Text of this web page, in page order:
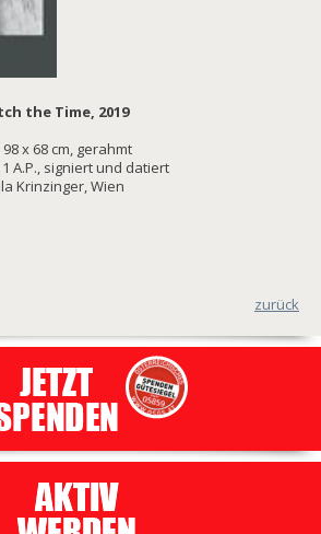
the Time, 2019
x 68 cm, gerahmt
A.P., signiert und datiert
Krinzinger, Wien
zurück